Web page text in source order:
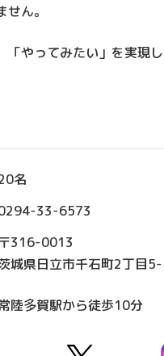
ん。
やってみたい」を実現
名
33-6573
〒316-0013
城県日立市千石町2丁目
陸多賀駅から徒歩10分